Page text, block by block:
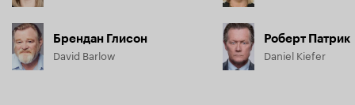
Брендан Глисон
David Barlow
Роберт Патрик
Daniel Kiefer